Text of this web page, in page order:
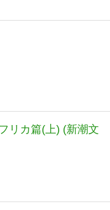
リカ篇(上) (新潮文